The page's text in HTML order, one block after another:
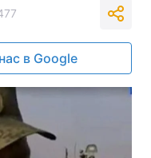
в Google